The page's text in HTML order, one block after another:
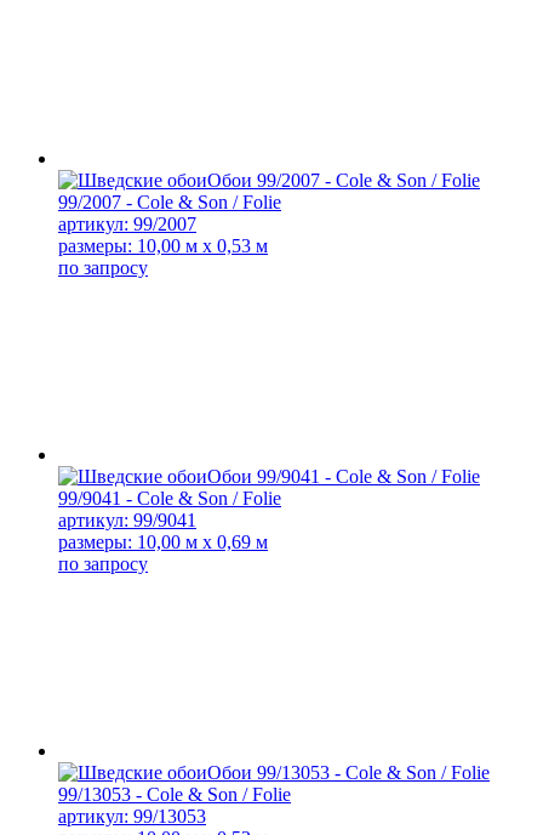
99/2007 - Cole & Son / Folie
артикул: 99/2007
размеры: 10,00 м x 0,53 м
по запросу
99/9041 - Cole & Son / Folie
артикул: 99/9041
размеры: 10,00 м x 0,69 м
по запросу
99/13053 - Cole & Son / Folie
артикул: 99/13053